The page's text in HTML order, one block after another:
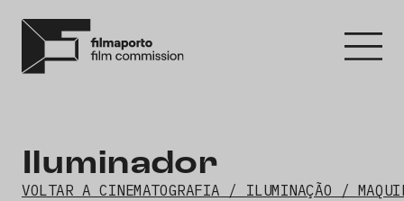
Iluminador
VOLTAR A CINEMATOGRAFIA / ILUMINAÇÃO /